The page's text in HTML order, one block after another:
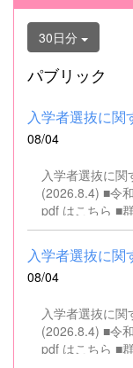
30日分
パブリック
08/04
入学者選抜に関
(2026.8.4) ■令
pdf はこちら ■
するページはこ
08/04
入学者選抜に関
(2026.8.4) ■令
pdf はこちら ■